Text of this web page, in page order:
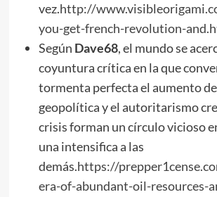
vez.http://
you-get-french-revolution-
Según Dave68, el mundo se
coyuntura crítica en la que
tormenta perfecta el aumento
geopolítica y el autoritarismo
crisis forman un círculo vicioso
una intensifica a las
demás.https://
era-of-abundant-oil-resources-